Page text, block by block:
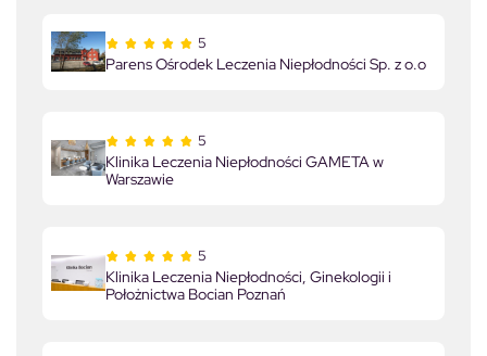
5
Parens Ośrodek Leczenia Niepłodności Sp. z o.o
5
Klinika Leczenia Niepłodności GAMETA w
Warszawie
5
Klinika Leczenia Niepłodności, Ginekologii i
Położnictwa Bocian Poznań